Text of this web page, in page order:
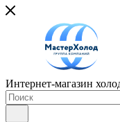
Интернет-магазин